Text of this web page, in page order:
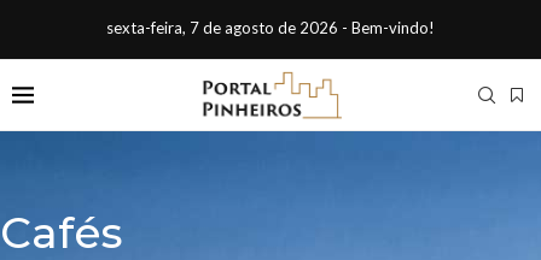
sexta-feira, 7 de agosto de 2026 - Bem-vindo!
Cafés